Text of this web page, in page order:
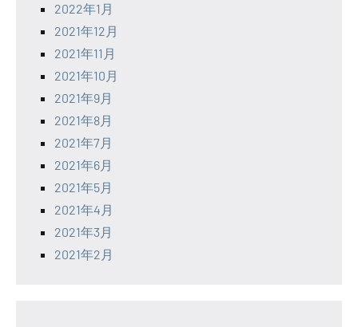
2022年1月
2021年12月
2021年11月
2021年10月
2021年9月
2021年8月
2021年7月
2021年6月
2021年5月
2021年4月
2021年3月
2021年2月